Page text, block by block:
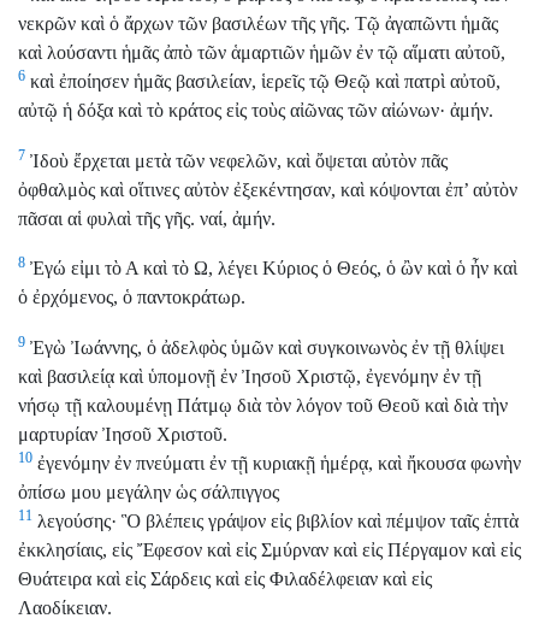
νεκρῶν καὶ ὁ ἄρχων τῶν βασιλέων τῆς γῆς. Τῷ ἀγαπῶντι ἡμᾶς
καὶ λούσαντι ἡμᾶς ἀπὸ τῶν ἁμαρτιῶν ἡμῶν ἐν τῷ αἵματι αὐτοῦ,
6 καὶ ἐποίησεν ἡμᾶς βασιλείαν, ἱερεῖς τῷ Θεῷ καὶ πατρὶ αὐτοῦ,
αὐτῷ ἡ δόξα καὶ τὸ κράτος εἰς τοὺς αἰῶνας τῶν αἰώνων· ἀμήν.
7 Ἰδοὺ ἔρχεται μετὰ τῶν νεφελῶν, καὶ ὄψεται αὐτὸν πᾶς
ὀφθαλμὸς καὶ οἵτινες αὐτὸν ἐξεκέντησαν, καὶ κόψονται ἐπ’ αὐτὸν
πᾶσαι αἱ φυλαὶ τῆς γῆς. ναί, ἀμήν.
8 Ἐγώ εἰμι τὸ Α καὶ τὸ Ω, λέγει Κύριος ὁ Θεός, ὁ ὢν καὶ ὁ ἦν καὶ
ὁ ἐρχόμενος, ὁ παντοκράτωρ.
9 Ἐγὼ Ἰωάννης, ὁ ἀδελφὸς ὑμῶν καὶ συγκοινωνὸς ἐν τῇ θλίψει
καὶ βασιλείᾳ καὶ ὑπομονῇ ἐν Ἰησοῦ Χριστῷ, ἐγενόμην ἐν τῇ
νήσῳ τῇ καλουμένῃ Πάτμῳ διὰ τὸν λόγον τοῦ Θεοῦ καὶ διὰ τὴν
μαρτυρίαν Ἰησοῦ Χριστοῦ.
10 ἐγενόμην ἐν πνεύματι ἐν τῇ κυριακῇ ἡμέρᾳ, καὶ ἤκουσα φωνὴν
ὀπίσω μου μεγάλην ὡς σάλπιγγος
11 λεγούσης· Ὃ βλέπεις γράψον εἰς βιβλίον καὶ πέμψον ταῖς ἑπτὰ
ἐκκλησίαις, εἰς Ἔφεσον καὶ εἰς Σμύρναν καὶ εἰς Πέργαμον καὶ εἰς
Θυάτειρα καὶ εἰς Σάρδεις καὶ εἰς Φιλαδέλφειαν καὶ εἰς
Λαοδίκειαν.